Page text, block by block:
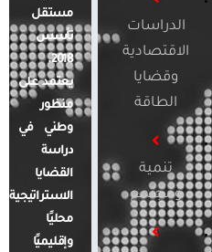
الدراسات
الاقتصادية
وقضايا
الطاقة
تنمية
ومجتمع
مستقل
تأسس
2018.
يعتمد على
منظور
وطني في
دراسة
القضايا
الاستراتيجية
محليًا
وإقليميًا